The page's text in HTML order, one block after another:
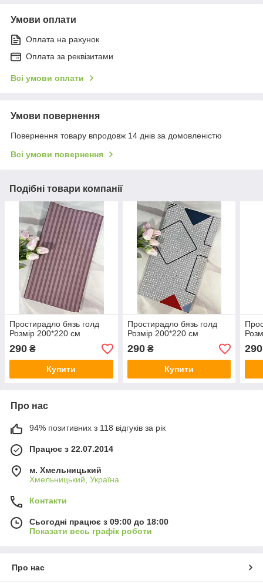
Умови оплати
Оплата на рахунок
Оплата за реквізитами
Всі умови оплати
Умови повернення
Повернення товару впродовж 14 днів за домовленістю
Всі умови повернення
Подібні товари компанії
Простирадло бязь голд
Розмір 200*220 см
290 ₴
Купити
Простирадло бязь голд
Розмір 200*220 см
290₴
Купити
290
Про нас
94% позитивних з 118 відгуків за рік
Працює з 22.07.2014
м. Хмельницький
Хмельницький, Україна
Контакти
Сьогодні працює з 09:00 до 18:00
Показати весь графік роботи
Про нас